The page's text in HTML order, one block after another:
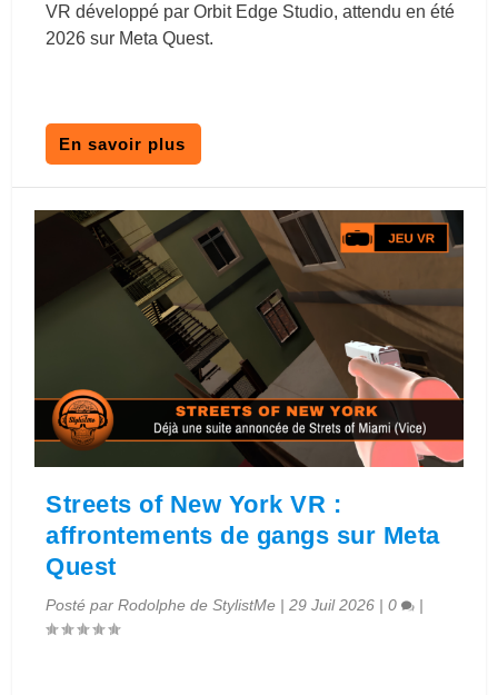
VR développé par Orbit Edge Studio, attendu en été
2026 sur Meta Quest.
En savoir plus
Streets of New York VR :
affrontements de gangs sur Meta
Quest
Posté parRodolphe de StylistMe |29 Juil 2026 |0 |